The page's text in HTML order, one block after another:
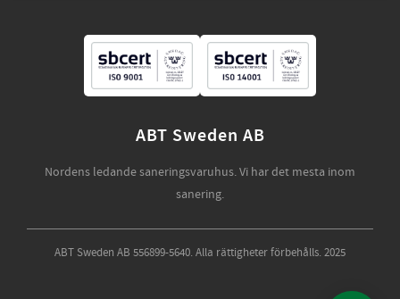
ABT Sweden AB
Nordens ledande saneringsvaruhus. Vi har det mesta inom
sanering.
ABT Sweden AB 556899-5640. Alla rättigheter förbehålls. 2025